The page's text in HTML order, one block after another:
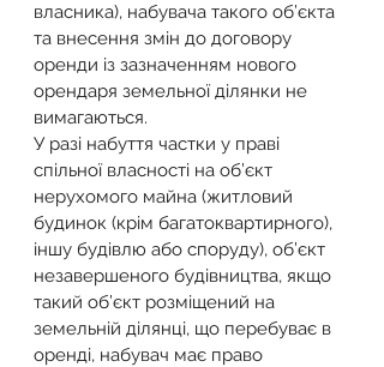
власника), набувача такого об’єкта
та внесення змін до договору
оренди із зазначенням нового
орендаря земельної ділянки не
вимагаються.
У разі набуття частки у праві
спільної власності на об’єкт
нерухомого майна (житловий
будинок (крім багатоквартирного),
іншу будівлю або споруду), об’єкт
незавершеного будівництва, якщо
такий об’єкт розміщений на
земельній ділянці, що перебуває в
оренді, набувач має право